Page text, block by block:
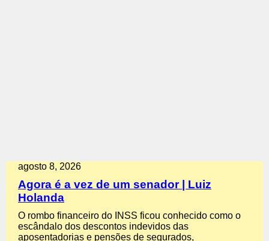
agosto 8, 2026
Agora é a vez de um senador | Luiz
Holanda
O rombo financeiro do INSS ficou conhecido como o
escândalo dos descontos indevidos das
aposentadorias e pensões de segurados,